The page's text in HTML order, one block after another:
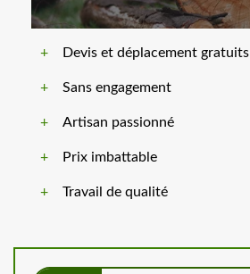
Devis et déplacement gratuits
Sans engagement
Artisan passionné
Prix imbattable
Travail de qualité